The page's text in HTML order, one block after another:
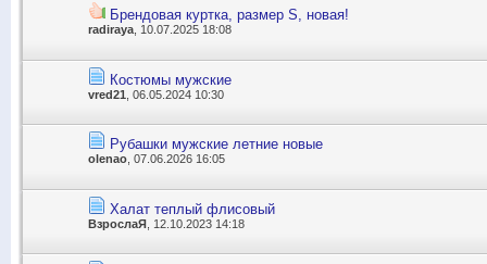
Брендовая куртка, размер S, новая!
radiraya , 10.07.2025 18:08
Костюмы мужские
vred21 , 06.05.2024 10:30
Рубашки мужские летние новые
olenao , 07.06.2026 16:05
Халат теплый флисовый
ВзрослаЯ , 12.10.2023 14:18